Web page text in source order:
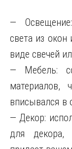
— Освещение:
света из окон
виде свечей
— Мебель:
материалов,
вписывался
— Декор:
для декора,